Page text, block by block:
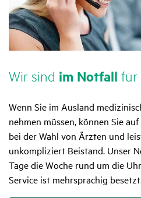
Wir sind im Notfall für
Wenn Sie im Ausland
nehmen müssen, können Sie
bei der Wahl von Ärzten und
unkompliziert Beistand. Unser
Tage die Woche rund um die
Service ist mehrsprachig